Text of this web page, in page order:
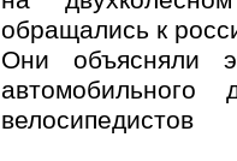
обращались к
Они объясняли
велосипедистов